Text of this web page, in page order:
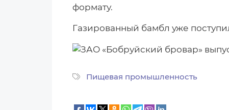
формату.
Газированный бамбл уже
Пищевая промышленность